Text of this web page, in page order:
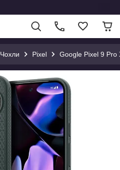
Чохли Pixel Google Pixel 9 Pro